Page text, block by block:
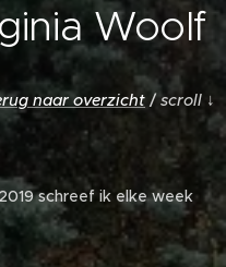
Woolf
naar overzicht /scroll ↓
schreef ik elke week